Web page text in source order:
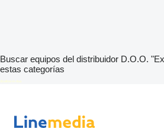
Buscar equipos del distribuidor D.O.O.
estas categorías
disallow-in-dsa